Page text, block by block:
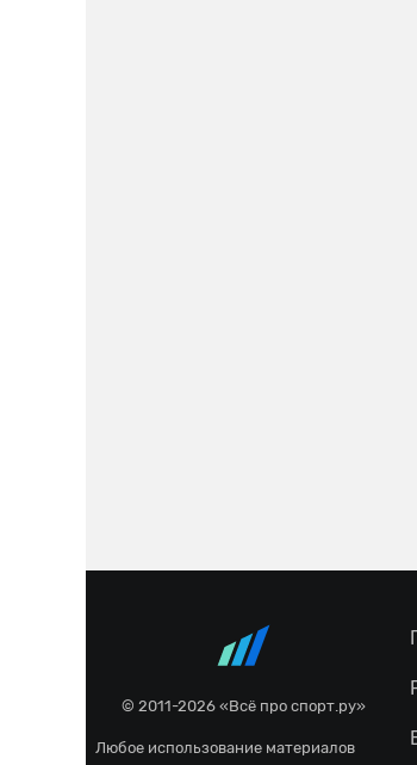
© 2011-2026 «Всё про спорт.ру»
Любое использование материалов